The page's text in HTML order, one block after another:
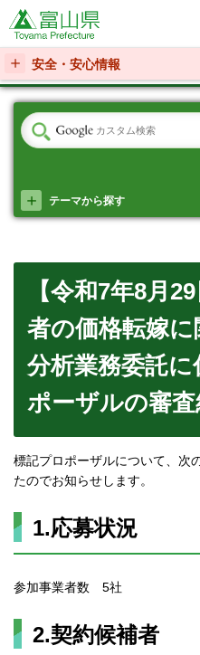
富山県
安全・安心情報
テーマから探す
【令和7年8月
者の価格転嫁に
分析業務委託
ポーザルの審
標記プロポーザルについて、次
たのでお知らせします。
1.応募状況
参加事業者数 5社
2.契約候補者